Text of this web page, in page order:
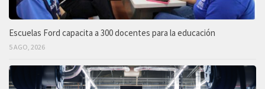
Escuelas Ford capacita a 300 docentes para la educación
5 AGO, 2026